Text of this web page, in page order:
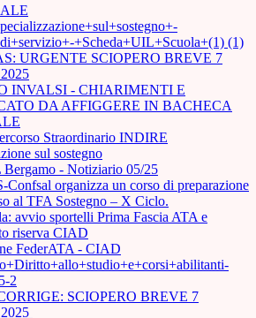
+Scheda+UIL+Scuola+(1) (1)
URGENTE SCIOPERO BREVE 7
INVALSI - CHIARIMENTI E
DA AFFIGGERE IN BACHECA
Straordinario INDIRE
sul sostegno
- Notiziario 05/25
organizza un corso di preparazione
al TFA Sostegno – X Ciclo.
avvio sportelli Prima Fascia ATA e
riserva CIAD
FederATA - CIAD
2
SCIOPERO BREVE 7